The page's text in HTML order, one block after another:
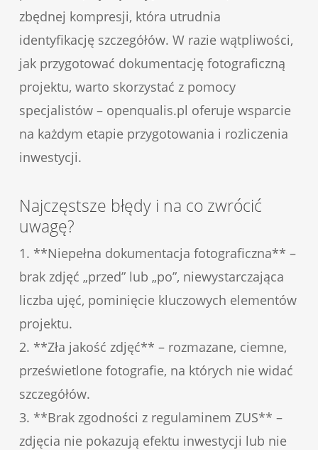
zbędnej kompresji, która utrudnia
identyfikację szczegółów. W razie wątpliwości,
jak przygotować dokumentację fotograficzną
projektu, warto skorzystać z pomocy
specjalistów – openqualis.pl oferuje wsparcie
na każdym etapie przygotowania i rozliczenia
inwestycji.
Najczęstsze błędy i na co zwrócić
uwagę?
1. **Niepełna dokumentacja fotograficzna** –
brak zdjęć „przed” lub „po”, niewystarczająca
liczba ujęć, pominięcie kluczowych elementów
projektu.
2. **Zła jakość zdjęć** – rozmazane, ciemne,
prześwietlone fotografie, na których nie widać
szczegółów.
3. **Brak zgodności z regulaminem ZUS** –
zdjęcia nie pokazują efektu inwestycji lub nie